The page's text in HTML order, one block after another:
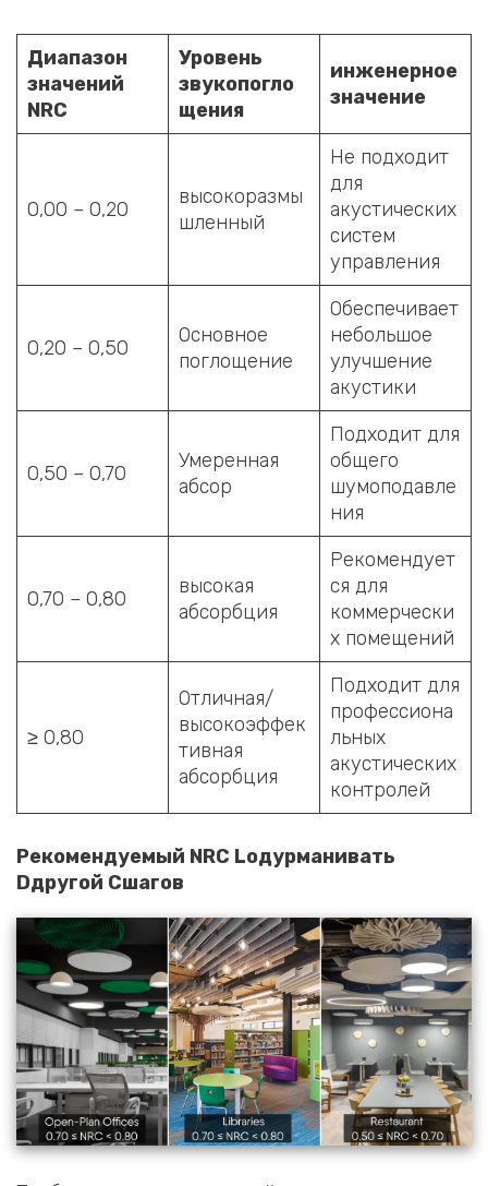
Диапазон
значений
NRC
Уровень
звукопогло
щения
инженерное
значение
0,00 – 0,20
высокоразмы
шленный
Не подходит
для
акустических
систем
управления
0,20 – 0,50
Основное
поглощение
Обеспечивает
небольшое
улучшение
акустики
0,50 – 0,70
Умеренная
абсор
Подходит для
общего
шумоподавле
ния
0,70 – 0,80
высокая
абсорбция
Рекомендует
ся для
коммерчески
х помещений
≥ 0,80
Отличная/
высокоэффек
тивная
абсорбция
Подходит для
профессиона
льных
акустических
контролей
Рекомендуемый NRC Lодурманивать
Dдругой Сшагов